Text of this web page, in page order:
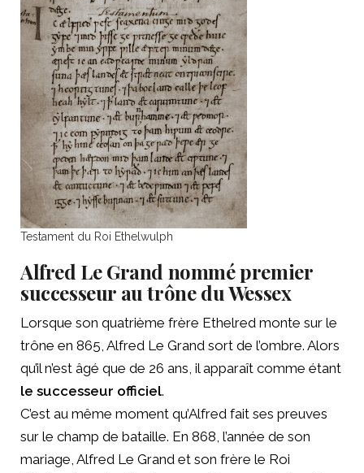
Testament du Roi Ethelwulph
Alfred Le Grand nommé premier
successeur au trône du Wessex
Lorsque son quatrième frère Ethelred monte sur le
trône en 865, Alfred Le Grand sort de l’ombre. Alors
qu’il n’est âgé que de 26 ans, il apparaît comme étant
le successeur officiel.
C’est au même moment qu’Alfred fait ses preuves
sur le champ de bataille. En 868, l’année de son
mariage, Alfred Le Grand et son frère le Roi